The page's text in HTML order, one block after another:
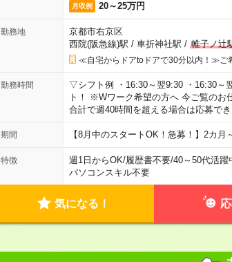
月収例 20～25万円
勤務地
京都市右京区
西院(阪急線)駅 / 車折神社駅 / 帷子ノ辻
≪自宅からドアtoドアで30分以内！≫ご
勤務時間
▽シフト例 ・16:30～翌9:30 ・16:30～
ト！ ※Wワーク希望の方へ 今ご覧のお
合計で週40時間を超える場合は応募でき
期間 【8月中のスタートOK！急募！】2カ
特徴 週1日からOK/履歴書不要/40～50代活躍
パソコンスキル不要
気になる！